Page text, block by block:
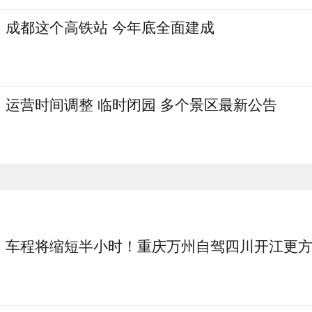
成都这个高铁站 今年底全面建成
运营时间调整 临时闭园 多个景区最新公告
车程将缩短半小时！重庆万州自驾四川开江更